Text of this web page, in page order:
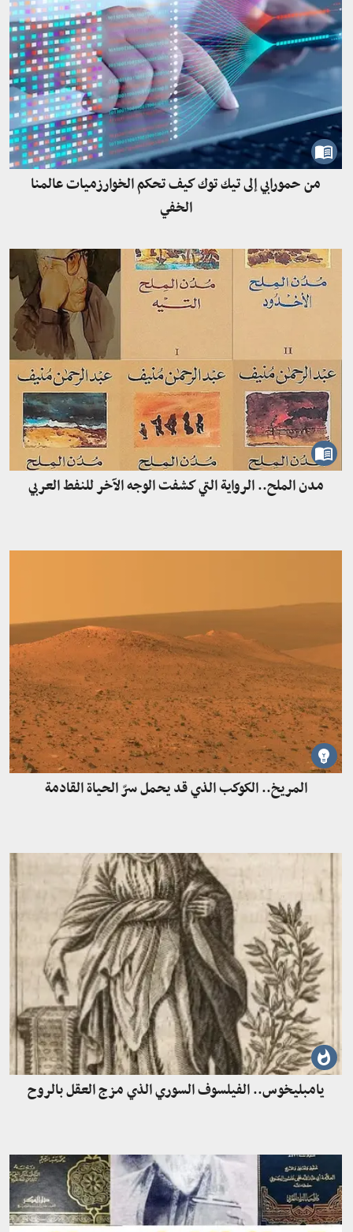
من حمورابي إلى تيك توك كيف تحكم الخوارزميات عالمنا
الخفي
مدن الملح.. الرواية التي كشفت الوجه الآخر للنفط العربي
المريخ.. الكوكب الذي قد يحمل سرّ الحياة القادمة
يامبليخوس.. الفيلسوف السوري الذي مزج العقل بالروح